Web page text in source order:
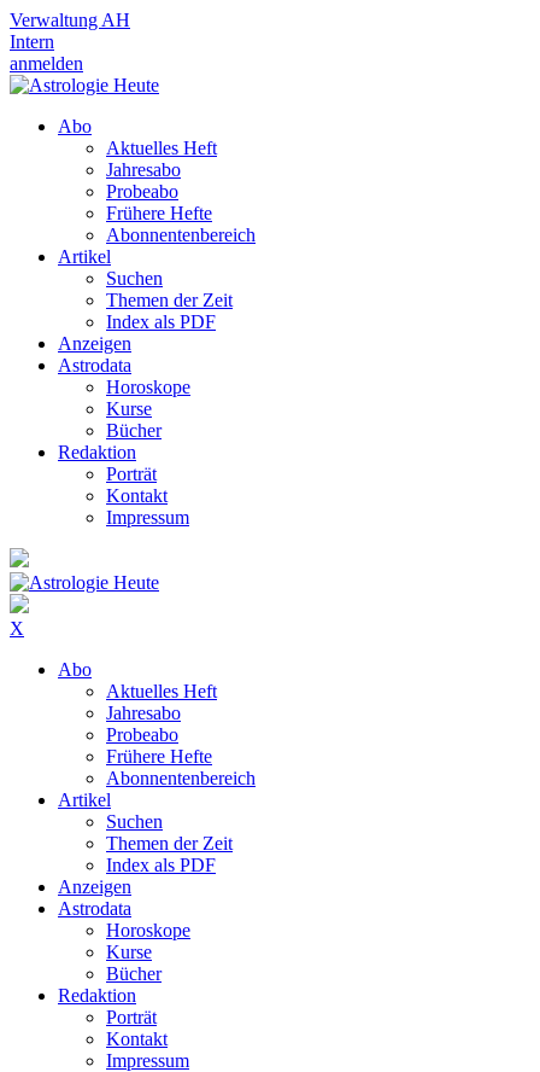
Verwaltung AH
Intern
anmelden
Abo
Aktuelles Heft
Jahresabo
Probeabo
Frühere Hefte
Abonnentenbereich
Artikel
Suchen
Themen der Zeit
Index als PDF
Anzeigen
Astrodata
Horoskope
Kurse
Bücher
Redaktion
Porträt
Kontakt
Impressum
X
Abo
Aktuelles Heft
Jahresabo
Probeabo
Frühere Hefte
Abonnentenbereich
Artikel
Suchen
Themen der Zeit
Index als PDF
Anzeigen
Astrodata
Horoskope
Kurse
Bücher
Redaktion
Porträt
Kontakt
Impressum